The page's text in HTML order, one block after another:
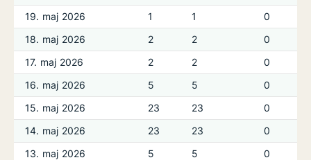
19. maj 2026
1 1
0
18. maj 2026
2 2
0
17. maj 2026
2 2
0
16. maj 2026
5 5
0
15. maj 2026
23 23
0
14. maj 2026
23 23
0
13. maj 2026
5 5
0